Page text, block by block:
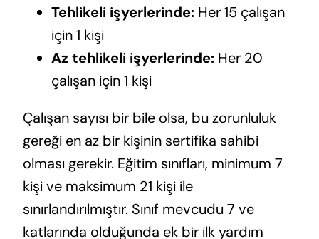
Tehlikeli işyerlerinde:Her 15 çalışan
için 1 kişi
Az tehlikeli işyerlerinde:Her 20
çalışan için 1 kişi
Çalışan sayısı bir bile olsa, bu zorunluluk
gereği en az bir kişinin sertifika sahibi
olması gerekir. Eğitim sınıfları, minimum 7
kişi ve maksimum 21 kişi ile
sınırlandırılmıştır. Sınıf mevcudu 7 ve
katlarında olduğunda ek bir ilk yardım